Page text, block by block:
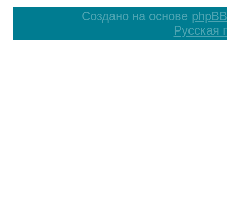
Создано на основе phpBB
Русская